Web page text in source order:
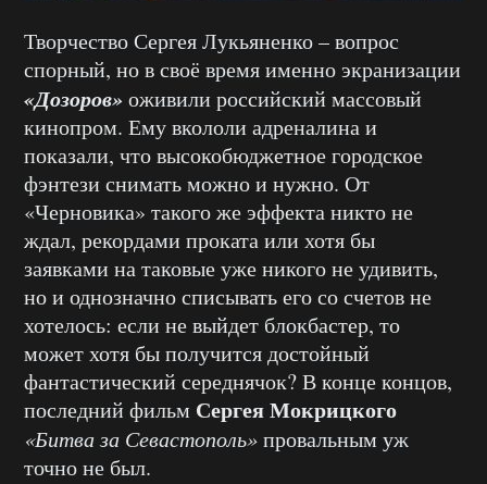
Творчество Сергея Лукьяненко – вопрос
спорный, но в своё время именно экранизации
«Дозоров»оживили российский массовый
кинопром. Ему вкололи адреналина и
показали, что высокобюджетное городское
фэнтези снимать можно и нужно. От
«Черновика» такого же эффекта никто не
ждал, рекордами проката или хотя бы
заявками на таковые уже никого не удивить,
но и однозначно списывать его со счетов не
хотелось: если не выйдет блокбастер, то
может хотя бы получится достойный
фантастический середнячок? В конце концов,
последний фильм Сергея Мокрицкого
«Битва за Севастополь»провальным уж
точно не был.